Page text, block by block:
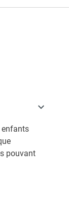
enfants
pouvant